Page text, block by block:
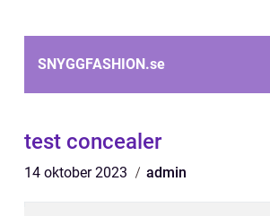
SNYGGFASHION.se
test concealer
14 oktober 2023 admin